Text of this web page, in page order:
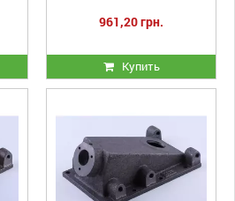
961,20 грн.
Купить